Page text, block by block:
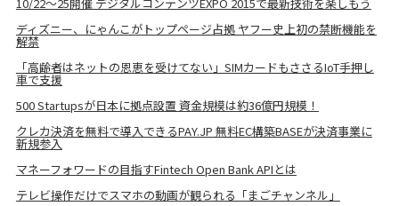
ディズニー、にゃんこがトップページ占拠 ヤフー史上初の禁断機能を
解禁
「高齢者はネットの恩恵を受けてない」SIMカードもささるIoT手押し
車で支援
500 Startupsが日本に拠点設置 資金規模は約36億円規模！
クレカ決済を無料で導入できるPAY.JP 無料EC構築BASEが決済事業に
新規参入
マネーフォワードの目指すFintech Open Bank APIとは
テレビ操作だけでスマホの動画が観られる「まごチャンネル」